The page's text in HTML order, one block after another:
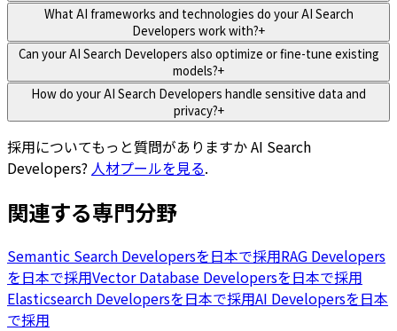
What AI frameworks and technologies do your AI Search
Developers work with?+
Can your AI Search Developers also optimize or fine-tune existing
models?+
How do your AI Search Developers handle sensitive data and
privacy?+
採用についてもっと質問がありますかAI Search
Developers? 人材プールを見る.
関連する専門分野
Semantic Search Developersを日本で採用RAG Developers
を日本で採用Vector Database Developersを日本で採用
Elasticsearch Developersを日本で採用AI Developersを日本
で採用